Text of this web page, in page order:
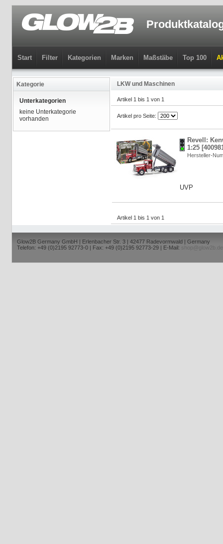
Start Filter Kategorien Marken Maßstäbe Top 100
Kategorie
Unterkategorien
keine Unterkategorie
vorhanden
LKW und Maschinen
Artikel 1 bis 1 von 1
Artikel pro Seite:
Revell:
1:25
Hersteller-
UVP
Artikel 1 bis 1 von 1
Glow2B Germany GmbH | Erlenbacher Str. 3 | 42477 Radevormwald | Germany
Telefon: +49 (0)2195 92773-0 | Fax: +49 (0)2195 92773-29 | E-Mail:
shop@glow2b.de